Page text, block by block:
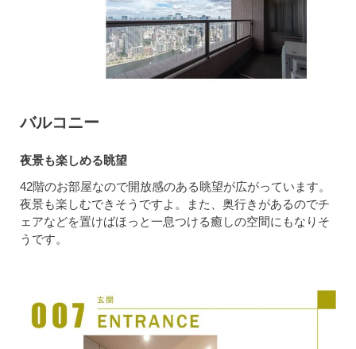
バルコニー
夜景も楽しめる眺望
42階のお部屋なので開放感のある眺望が広がっています。
夜景も楽しむできそうですよ。また、奥行きがあるのでチ
ェアなどを置けばほっと一息つける癒しの空間にもなりそ
うです。